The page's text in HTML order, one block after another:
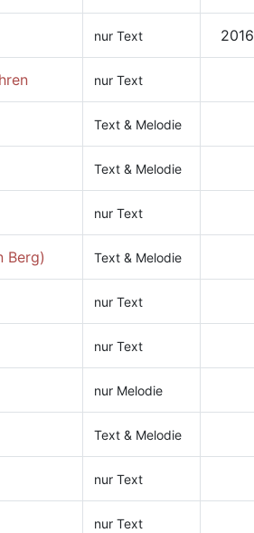
nur Text 2016
nur Text
Text & Melodie
Text & Melodie
nur Text
Berg) Text & Melodie
nur Text
nur Text
nur Melodie
Text & Melodie
nur Text
nur Text